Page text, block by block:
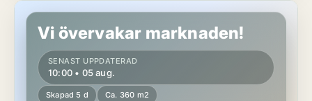
Kontor i Karlstad
Vi övervakar marknaden!
SENAST UPPDATERAD
10:00 • 05 aug.
Skapad 5 d Ca. 360 m2